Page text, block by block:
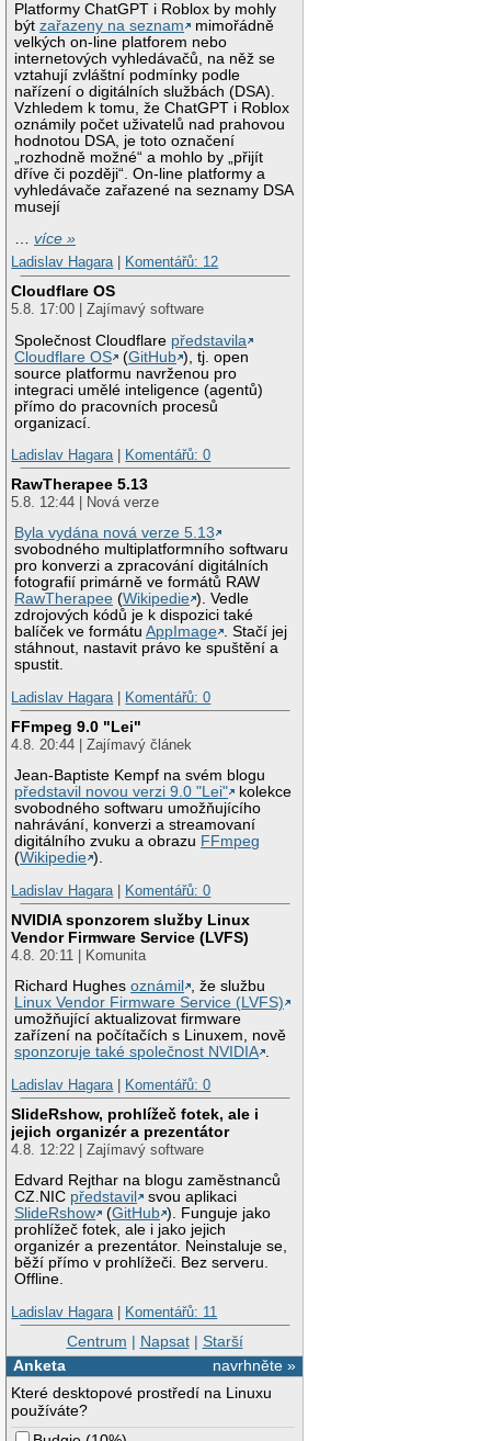
Platformy ChatGPT i Roblox by mohly
býtzařazeny na seznam
mimořádně
velkých on-line platforem nebo
internetových vyhledávačů, na něž se
vztahují zvláštní podmínky podle
nařízení o digitálních službách (DSA).
Vzhledem k tomu, že ChatGPT i Roblox
oznámily počet uživatelů nad prahovou
hodnotou DSA, je toto označení
„rozhodně možné“ a mohlo by „přijít
dříve či později“. On-line platformy a
vyhledávače zařazené na seznamy DSA
musejí
…více »
Ladislav Hagara| Komentářů: 12
Cloudflare OS
5.8. 17:00 | Zajímavý software
Společnost Cloudflare představila
Cloudflare OS
(GitHub ), tj. open
source platformu navrženou pro
integraci umělé inteligence (agentů)
přímo do pracovních procesů
organizací.
Ladislav Hagara| Komentářů: 0
RawTherapee 5.13
5.8. 12:44 | Nová verze
Byla vydána nová verze 5.13
svobodného multiplatformního softwaru
pro konverzi a zpracování digitálních
fotografií primárně ve formátů RAW
RawTherapee (Wikipedie ). Vedle
zdrojových kódů je k dispozici také
balíček ve formátuAppImage . Stačí jej
stáhnout, nastavit právo ke spuštění a
spustit.
Ladislav Hagara| Komentářů: 0
FFmpeg 9.0 "Lei"
4.8. 20:44 | Zajímavý článek
Jean-Baptiste Kempf na svém blogu
představil novou verzi 9.0 "Lei"
kolekce
svobodného softwaru umožňujícího
nahrávání, konverzi a streamovaní
digitálního zvuku a obrazu FFmpeg
(Wikipedie ).
Ladislav Hagara| Komentářů: 0
NVIDIA sponzorem služby Linux
Vendor Firmware Service (LVFS)
4.8. 20:11 | Komunita
Richard Hughesoznámil
, že službu
Linux Vendor Firmware Service (LVFS)
umožňující aktualizovat firmware
zařízení na počítačích s Linuxem, nově
sponzoruje také společnost NVIDIA .
Ladislav Hagara| Komentářů: 0
SlideRshow, prohlížeč fotek, ale i
jejich organizér a prezentátor
4.8. 12:22 | Zajímavý software
Edvard Rejthar na blogu zaměstnanců
CZ.NIC představil
svou aplikaci
SlideRshow
(GitHub ). Funguje jako
prohlížeč fotek, ale i jako jejich
organizér a prezentátor. Neinstaluje se,
běží přímo v prohlížeči. Bez serveru.
Offline.
Ladislav Hagara| Komentářů: 11
Centrum | Napsat| Starší
navrhněte »
Anketa
Které desktopové prostředí na Linuxu
používáte?